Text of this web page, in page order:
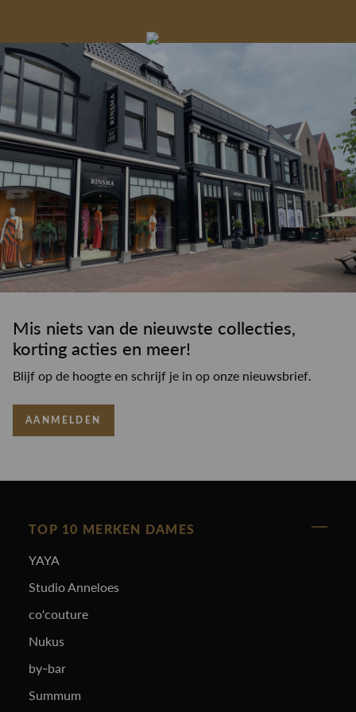
drankje
Gratis retourneren in
de winkel
Deskundig
kledingadvies
Mis niets van de nieuwste collecties,
korting acties en meer!
Blijf op de hoogte en schrijf je in op onze nieuwsbrief.
AANMELDEN
TOP 10 MERKEN DAMES
YAYA
Studio Anneloes
co'couture
Nukus
by-bar
Summum